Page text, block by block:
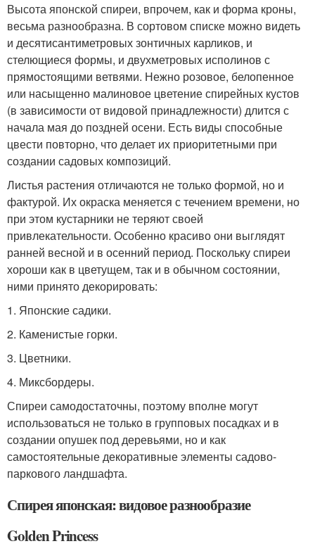
Высота японской спиреи, впрочем, как и форма кроны,
весьма разнообразна. В сортовом списке можно видеть
и десятисантиметровых зонтичных карликов, и
стелющиеся формы, и двухметровых исполинов с
прямостоящими ветвями. Нежно розовое, белопенное
или насыщенно малиновое цветение спирейных кустов
(в зависимости от видовой принадлежности) длится с
начала мая до поздней осени. Есть виды способные
цвести повторно, что делает их приоритетными при
создании садовых композиций.
Листья растения отличаются не только формой, но и
фактурой. Их окраска меняется с течением времени, но
при этом кустарники не теряют своей
привлекательности. Особенно красиво они выглядят
ранней весной и в осенний период. Поскольку спиреи
хороши как в цветущем, так и в обычном состоянии,
ними принято декорировать:
1. Японские садики.
2. Каменистые горки.
3. Цветники.
4. Миксбордеры.
Спиреи самодостаточны, поэтому вполне могут
использоваться не только в групповых посадках и в
создании опушек под деревьями, но и как
самостоятельные декоративные элементы садово-
паркового ландшафта.
Спирея японская: видовое разнообразие
Golden Princess